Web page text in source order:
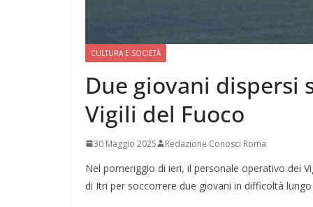
CULTURA E SOCIETÀ
Due giovani dispersi
Vigili del Fuoco
30 Maggio 2025 Redazione Conosci Roma
Nel pomeriggio di ieri, il personale operativo dei
di Itri per soccorrere due giovani in difficoltà